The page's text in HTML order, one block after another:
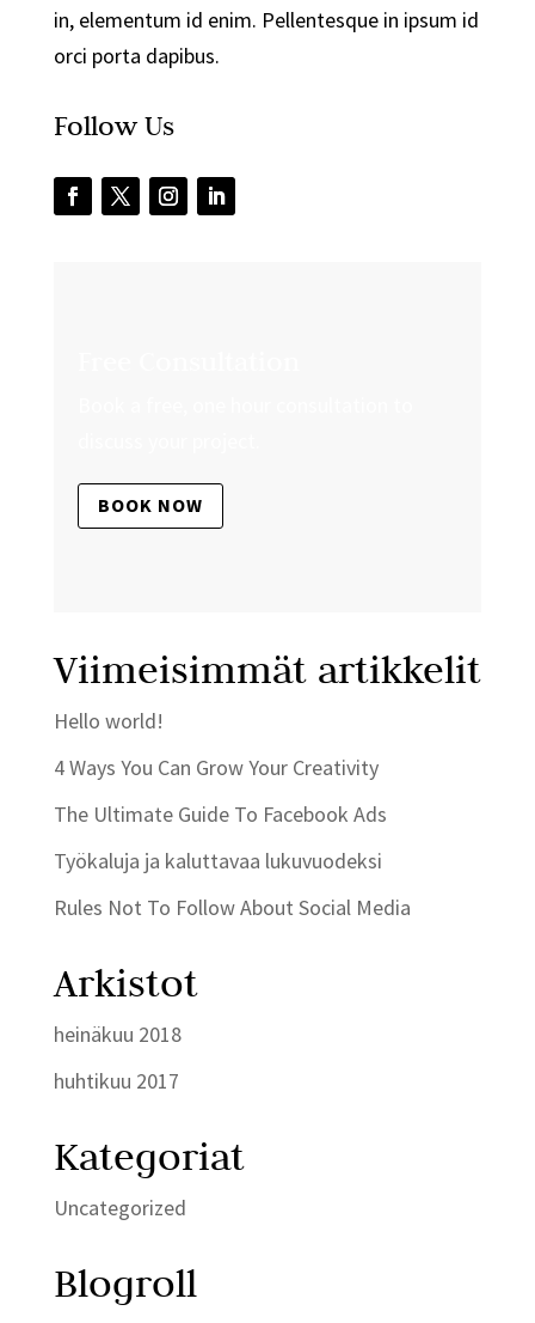
in, elementum id enim. Pellentesque in ipsum id
orci porta dapibus.
Follow Us
BOOK NOW
Viimeisimmät artikkelit
Hello world!
4 Ways You Can Grow Your Creativity
The Ultimate Guide To Facebook Ads
Työkaluja ja kaluttavaa lukuvuodeksi
Rules Not To Follow About Social Media
Arkistot
heinäkuu 2018
huhtikuu 2017
Kategoriat
Uncategorized
Blogroll